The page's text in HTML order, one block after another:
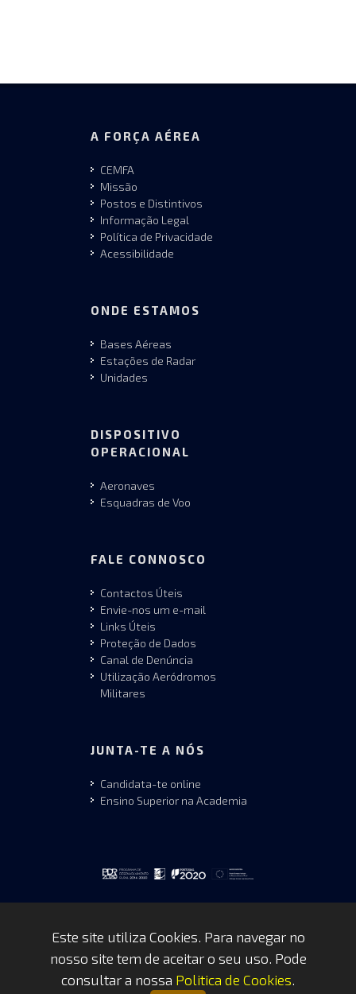
A FORÇA AÉREA
CEMFA
Missão
Postos e Distintivos
Informação Legal
Política de Privacidade
Acessibilidade
ONDE ESTAMOS
Bases Aéreas
Estações de Radar
Unidades
DISPOSITIVO
OPERACIONAL
Aeronaves
Esquadras de Voo
FALE CONNOSCO
Contactos Úteis
Envie-nos um e-mail
Links Úteis
Proteção de Dados
Canal de Denúncia
Utilização Aeródromos
Militares
JUNTA-TE A NÓS
Candidata-te online
Ensino Superior na Academia
Copyrights © 2026 by FAP - DCSI -
Este site utiliza Cookies. Para navegar no
nosso site tem de aceitar o seu uso. Pode
consultar a nossa Politica de Cookies.